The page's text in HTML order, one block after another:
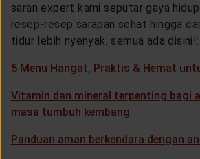
saran expert kami seputar gaya
resep-resep sarapan sehat hingga
tidur lebih nyenyak, semua ada disini!:
5 Menu Hangat, Praktis & Hemat
Vitamin dan mineral terpenting bagi
masa tumbuh kembang
Panduan aman berkendara dengan